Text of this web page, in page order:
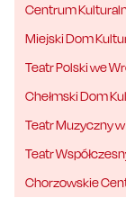
Centrum
Miejski Dom
Teatr Polski we
Chełmski Dom
Teatr Muzyczny
Teatr
Chorzowskie